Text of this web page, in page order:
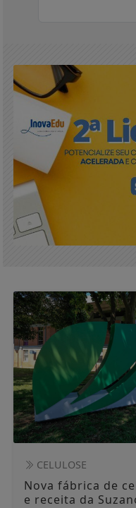
CELULOSE
Nova fábrica de
e receita da